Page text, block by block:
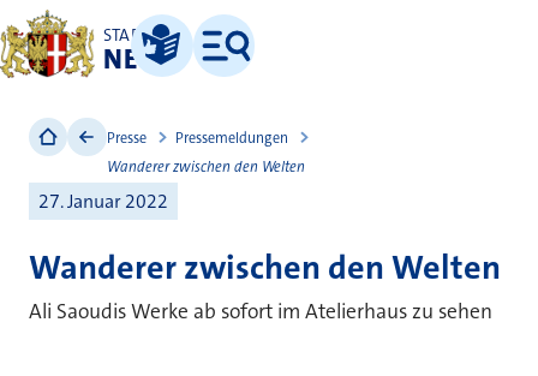
STADT
NEUSS
Leichte Sprache
Menü
Presse
Pressemeldungen
Wanderer zwischen den Welten
27. Januar 2022
Wanderer zwischen den Welten
Ali Saoudis Werke ab sofort im Atelierhaus zu sehen